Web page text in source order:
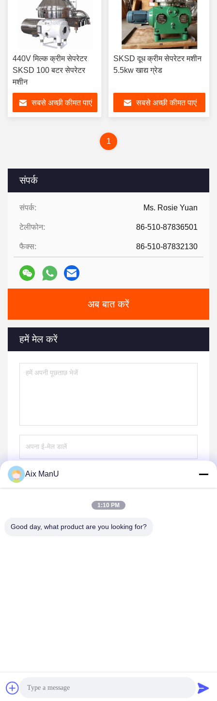
संपर्क
संपर्क: Ms. Rosie Yuan
टेलीफोन: 86-510-87836501
फैक्स: 86-510-87832130
अब बात करें
हमें मेल करें
भेजना
440V मिल्क क्रीम सेपरेटर
SKSD 100 बटर सेपरेटर
मशीन
सबसे अच्छी कीमत पाएं
SKSD दूध क्रीम सेपरेटर मशीन
5.5kw खाद्य ग्रेड
सबसे अच्छी कीमत पाएं
1
Aix ManU
1:10 PM
Good day, what product are you looking for?